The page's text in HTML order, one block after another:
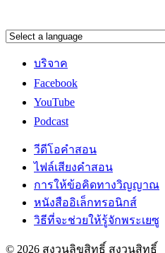
บริจาค
Facebook
YouTube
Podcast
วีดีโอคำสอน
ไฟล์เสียงคำสอน
การให้ข้อคิดทางวิญญาณ
หนังสืออิเล็กทรอนิกส์
วิธีที่จะช่วยให้รู้จักพระเยซู
© 2026 สงวนลิขสิทธิ์ สงวนสิทธิ์